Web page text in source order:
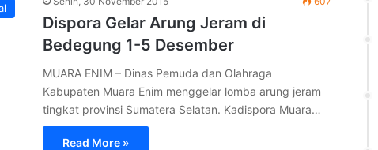
Dispora Gelar Arung Jeram di
Bedegung 1-5 Desember
MUARA ENIM – Dinas Pemuda dan Olahraga
Kabupaten Muara Enim menggelar lomba arung jeram
tingkat provinsi Sumatera Selatan. Kadispora Muara…
Read More »